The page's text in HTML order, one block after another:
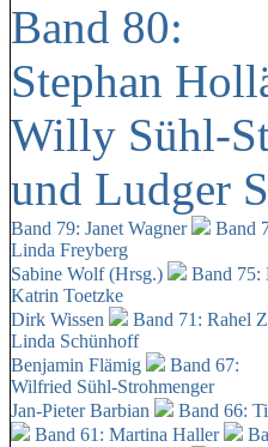
Band 80:
Stephan
Willy Sühl-
und Ludger
Band 79: Janet Wagner Band
Linda Freyberg
Sabine Wolf (Hrsg.)
Band 75:
Katrin Toetzke
Dirk Wissen
Band 71: Rahel
Linda Schünhoff
Benjamin Flämig
Band 67:
Wilfried Sühl-Strohmenger
Jan-Pieter Barbian
Band 66:
Band 61: Martina Haller